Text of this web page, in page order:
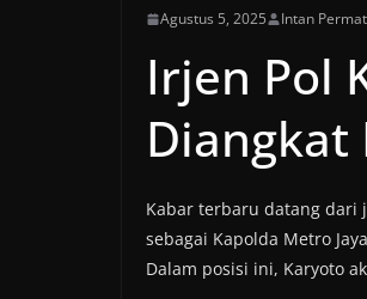
Agustus 5, 2025 Intan
Irjen Pol
Kabar terbaru datang dari
sebagai Kapolda Metro
Dalam posisi ini, Karyoto